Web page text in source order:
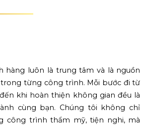
hàng luôn là trung tâm và là nguồn
từng công trình. Mỗi bước đi từ
khi hoàn thiện không gian đều là
cùng bạn. Chúng tôi không chỉ
công trình thẩm mỹ, tiện nghi, mà